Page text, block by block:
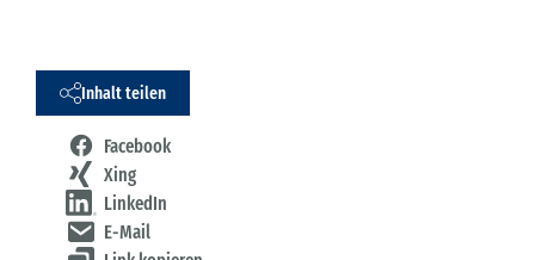
Inhalt teilen
Facebook
Xing
LinkedIn
E-Mail